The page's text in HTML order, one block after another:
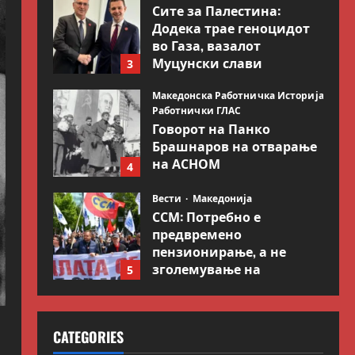
3
Сите за Палестина:
Додека трае геноцидот
во Газа, вазалот
Муцунски слави
Гидеон Саар
July 18, 2026
4
Македонска Работничка Историја
Работнички ГЛАС
Говорот на Панко
Брашнаров на отварање
на АСНОМ
5
Вести Македонија
ССМ: Потребно е
предвремено
пензионирање, а не
зголемување на
CATEGORIES